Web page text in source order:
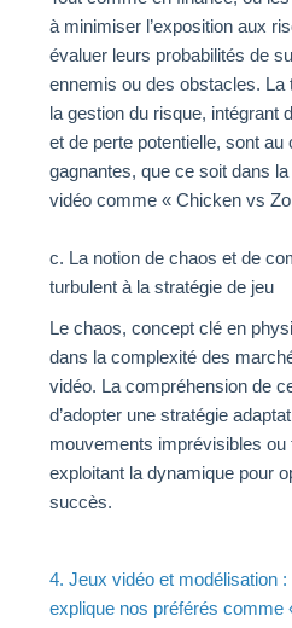
à minimiser l’exposition aux
évaluer leurs probabilités de
ennemis ou des obstacles. La
la gestion du risque, intégrant
et de perte potentielle, sont
gagnantes, que ce soit dans
vidéo comme « Chicken vs
c. La notion de chaos et de
turbulent à la stratégie de jeu
Le chaos, concept clé en
dans la complexité des
vidéo. La compréhension de
d’adopter une stratégie
mouvements imprévisibles ou
exploitant la dynamique pour
succès.
4. Jeux vidéo et modélisation
explique nos préférés